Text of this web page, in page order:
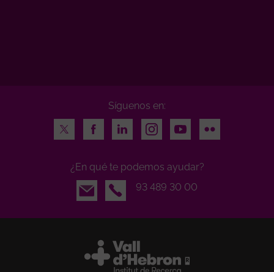
Síguenos en:
Twitter
FacebookLinkedInInstagramYoutubeFlickr
¿En qué te podemos ayudar?
Email
93 489 30 00